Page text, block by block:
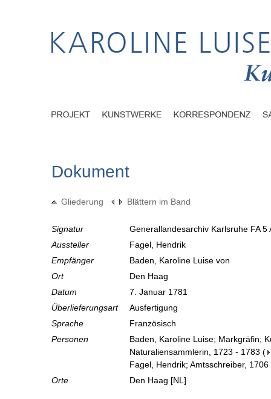
Dokument
Gliederung Blättern im Band
Signatur
Generallandesarchiv Karlsruhe FA 5
Aussteller
Fagel, Hendrik
Empfänger
Baden, Karoline Luise von
Ort
Den Haag
Datum
7. Januar 1781
Überlieferungsart
Ausfertigung
Sprache
Französisch
Personen
Baden, Karoline Luise; Markgräfin;
Naturaliensammlerin, 1723 - 1783 (
Fagel, Hendrik; Amtsschreiber,
Orte
Den Haag [NL]